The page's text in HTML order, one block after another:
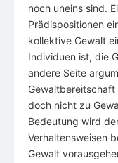
noch uneins sind.
Prädispositionen
kollektive Gewalt
Individuen ist, die
andere Seite
doch nicht zu
Bedeutung wird
Verhaltensweisen
Gewalt